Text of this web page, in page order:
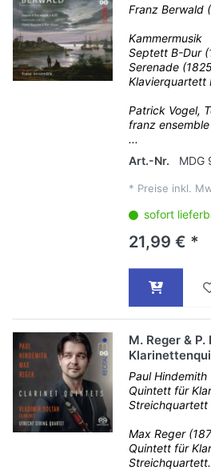
Franz Berwald
Kammermusik
Septett B-Dur
Serenade
Klavierquartett
Patrick Vogel,
franz ensemble
...
Art.-Nr.
MDG
* Preise inkl.
sofort
21,99 € *
M. Reger &
Paul
Quintett für
Streichquartett
Max Reger
Quintett für